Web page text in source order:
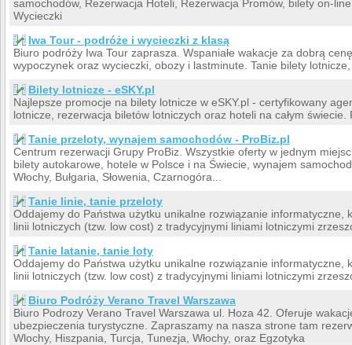
samochodów, Rezerwacja Hoteli, Rezerwacja Promów, bilety on-
Wycieczki
Iwa Tour - podróże i wycieczki z klasą
Biuro podróży Iwa Tour zaprasza. Wspaniałe wakacje za dobrą
wypoczynek oraz wycieczki, obozy i lastminute. Tanie bilety
Bilety lotnicze - eSKY.pl
Najlepsze promocje na bilety lotnicze w eSKY.pl - certyfikowany
lotnicze, rezerwacja biletów lotniczych oraz hoteli na całym świecie.
Tanie przeloty, wynajem samochodów - ProBiz.pl
Centrum rezerwacji Grupy ProBiz. Wszystkie oferty w jednym
bilety autokarowe, hotele w Polsce i na Świecie, wynajem
Włochy, Bułgaria, Słowenia, Czarnogóra...
Tanie linie, tanie przeloty
Oddajemy do Państwa użytku unikalne rozwiązanie informatyczne,
linii lotniczych (tzw. low cost) z tradycyjnymi liniami lotniczymi
Tanie latanie, tanie loty
Oddajemy do Państwa użytku unikalne rozwiązanie informatyczne,
linii lotniczych (tzw. low cost) z tradycyjnymi liniami lotniczymi
Biuro Podróży Verano Travel Warszawa
Biuro Podrozy Verano Travel Warszawa ul. Hoza 42. Oferuje
ubezpieczenia turystyczne. Zapraszamy na nasza strone tam
Wlochy, Hiszpania, Turcja, Tunezja, Włochy, oraz Egzotyka